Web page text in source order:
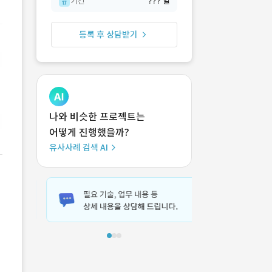
등록 후 상담받기
나와 비슷한 프로젝트는
어떻게 진행했을까?
유사사례 검색 AI